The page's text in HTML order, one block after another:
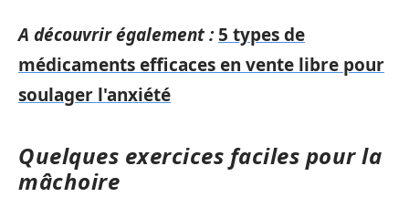
A découvrir également : 5 types de
médicaments efficaces en vente libre pour
soulager l'anxiété
Quelques exercices faciles pour la
mâchoire